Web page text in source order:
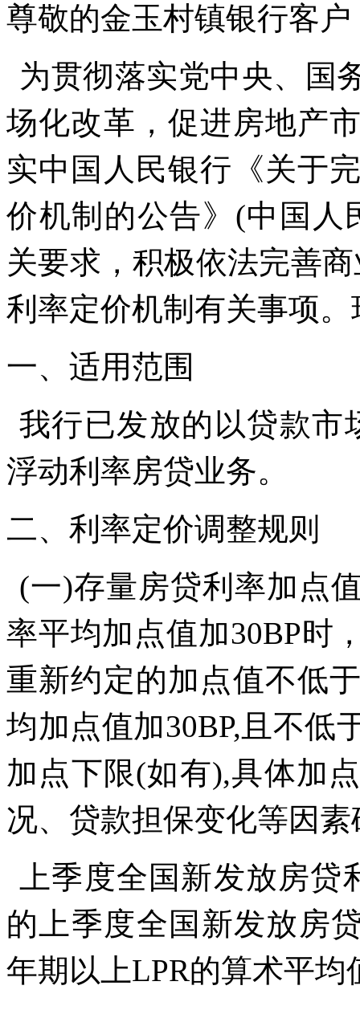
尊敬的金玉村镇银行客户
为贯彻落实党中央、国
场化改革，促进房地产
实中国人民银行《关于
价机制的公告》 (中国人
关要求，积极依法完善
利率定价机制有关事项
一、适用范围
我行已发放的以贷款市
浮动利率房贷业务。
二、利率定价调整规则
(一)存量房贷利率加点
率平均加点值加30BP时
重新约定的加点值不低
均加点值加30BP, 且不低
加点下限(如有),具体加
况、贷款担保变化等因素
上季度全国新发放房
的上季度全国新发放房
年期以上LPR的算术平均